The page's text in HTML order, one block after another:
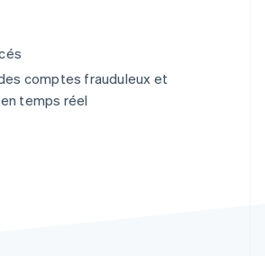
comptes frauduleux et
temps réel